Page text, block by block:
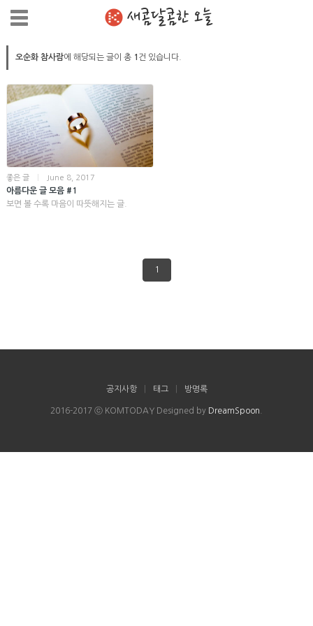
새콤달콤한 오늘
오순화 참사람에 해당되는 글이 총 1 건 있습니다.
좋은 글 June 8, 2017
아름다운 글 모음 #1
보면 볼 수록 마음이 따뜻해지는 글.
1
공지사항 태그 방명록
2016-2017 ⓒ KOMTODAY Designed by DreamSpoon